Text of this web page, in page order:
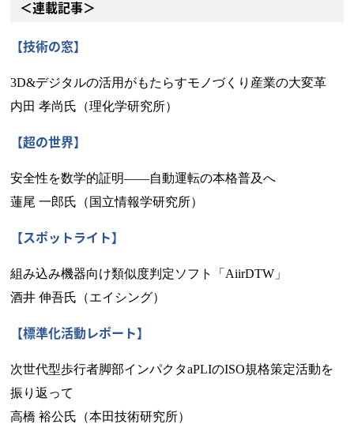
＜連載記事＞
【技術の窓】
3D&デジタルの活用がもたらすモノづくり産業の大変革
内田 孝尚氏（理化学研究所）
【超の世界】
安全性を数学的証明――自動運転の本格普及へ
蓮尾 一郎氏（国立情報学研究所）
【スポットライト】
組み込み機器向け類似度判定ソフト「AiirDTW」
酒井 伸吾氏（エイシング）
【標準化活動レポート】
次世代型歩行者脚部インパクタaPLIのISO規格策定活動を
振り返って
高橋 裕公氏（本田技術研究所）